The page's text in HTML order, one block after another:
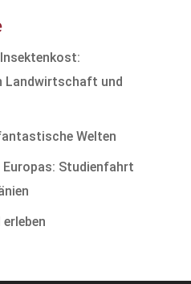
Landwirtschaft und
Welten
Europas: Studienfahrt